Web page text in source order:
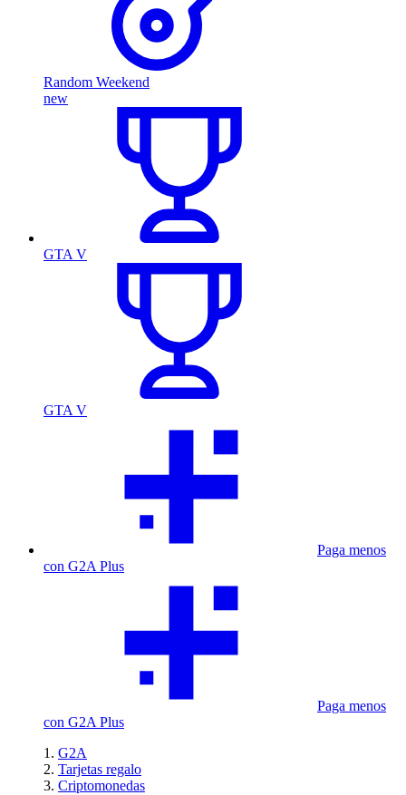
Random Weekend
new
GTA V
GTA V
Paga menos
con G2A Plus
Paga menos
con G2A Plus
G2A
Tarjetas regalo
Criptomonedas